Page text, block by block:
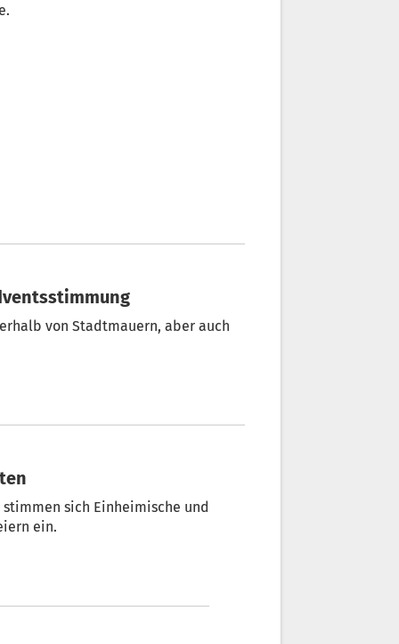
von Stadtmauern, aber auch
sich Einheimische und
ein.